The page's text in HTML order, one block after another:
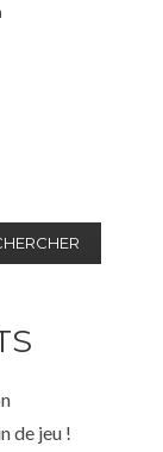
de jeu !